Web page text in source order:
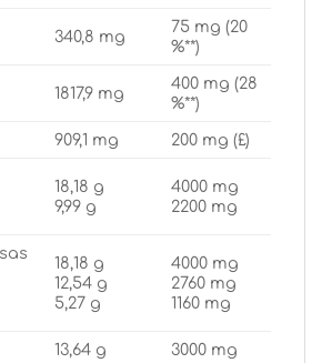
340,8 mg
75 mg (20
%**)
1817,9 mg
400 mg (28
%**)
909,1 mg 200 mg (£)
18,18 g
9,99 g
4000 mg
2200 mg
18,18 g
12,54 g
5,27 g
4000 mg
2760 mg
1160 mg
13,64 g 3000 mg